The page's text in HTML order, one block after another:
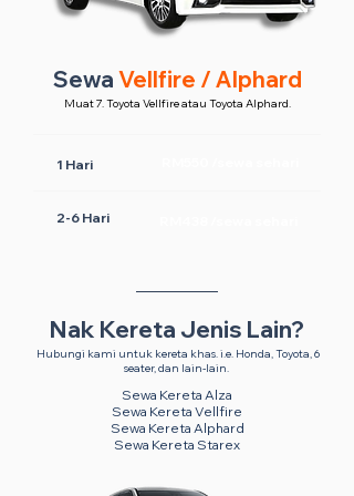
Sewa Vellfire / Alphard
Muat 7. Toyota Vellfire atau Toyota Alphard.
1 Hari
2-6 Hari
Nak Kereta Jenis Lain?
Hubungi kami untuk kereta khas. i.e. Honda, Toyota, 6
seater, dan lain-lain.
Sewa Kereta Alza
Sewa Kereta Vellfire
Sewa Kereta Alphard
Sewa Kereta Starex